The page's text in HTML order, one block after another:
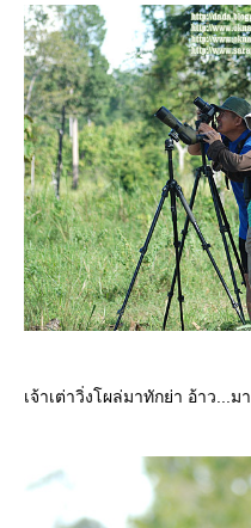
เจ้าเต่าวิ่งโผล่มาทักย่า อ้าว...ม